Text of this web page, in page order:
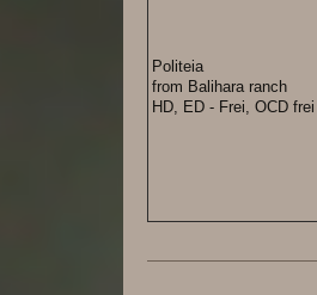
Politeia
from Balihara ranch
HD, ED - Frei, OCD frei